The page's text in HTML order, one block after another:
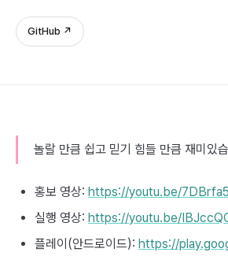
GitHub ↗
놀랄 만큼 쉽고 믿기 힘들 만큼 재미있
홍보 영상: https://youtu.be/
실행 영상: https://youtu.be/
플레이(안드로이드): https://